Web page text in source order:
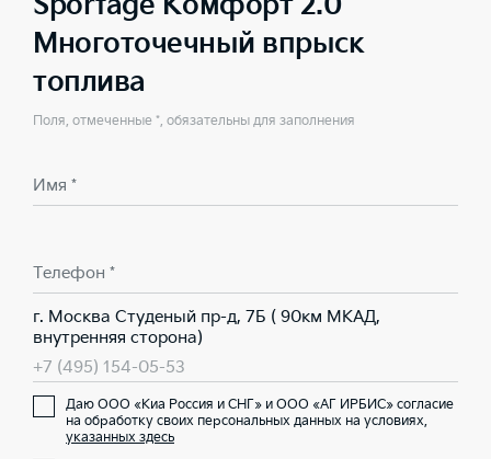
Многоточечный впрыск
топлива
Поля, отмеченные *, обязательны для заполнения
Имя *
Телефон *
г. Москва Студеный пр-д, 7Б ( 90км МКАД,
внутренняя сторона)
+7 (495) 154-05-53
Даю ООО «Киа Россия и СНГ» и ООО «АГ ИРБИС» согласие
на обработку своих персональных данных на условиях,
указанных здесь